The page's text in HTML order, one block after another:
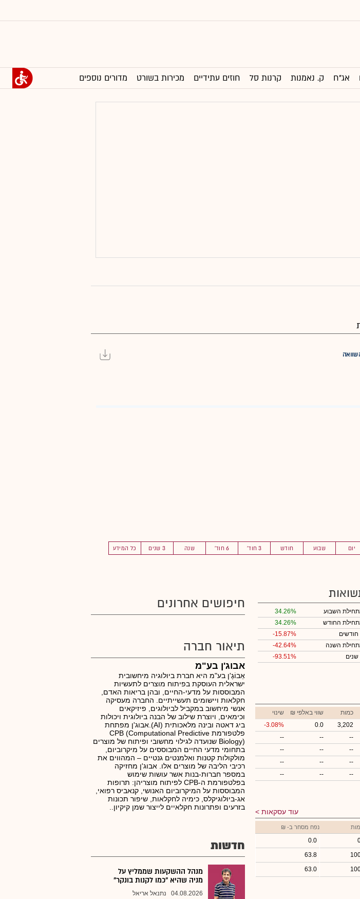
אג"ח ק. נאמנות קרנות סל חוזים עתידיים מכירות בשורט מדורים נוספים
יום שבוע חודש 3 חוד' 6 חוד' שנה 3 שנים כל המידע
השבוע
34.26%
החודש
34.26%
-15.87%
השנה
-42.64%
-93.51%
כמות ₪ שווי באלפי
שינוי
3,202
0.0
-3.08%
--
--
--
--
--
--
--
--
--
--
--
--
עוד עסקאות
נפח מסחר ב- ₪
0.0
63.8
63.0
חיפושים אחרונים
תיאור חברה
אבוג'ן בע"מ
אֵבוֹגֶ'ן בע"מ היא חברת ביולוגיה מיחשובית
ישראלית העוסקת בפיתוח מוצרים לתעשיות
המבוססות על מדעי-החיים, ובהן בריאות האדם,
חקלאות ויישומים תעשייתיים. החברה מעסיקה
אנשי מיחשוב במקביל לביולוגים, פיזיקאים
וכימאים, ויוצרת שילוב של הבנה ביולוגית ויכולות
ביג דאטה ובינה מלאכותית (AI).אבוג'ן מפתחת
פלטפורמת CPB (Computational Predictive
Biology) שנועדה לגילוי מחשובי ופיתוח של מוצרים
בתחומי מדעי החיים המבוססים על מיקרוביום,
מולקולות קטנות ואלמנטים גנטיים – המהווים את
רכיבי הליבה של מוצרים אלו. אבוג'ן מחזיקה
במספר חברות-בנות אשר עושות שימוש
בפלטפורמת ה-CPB לפיתוח מוצריהן: תרופות
המבוססות על המיקרוביום האנושי, קנאביס רפואי,
אג-ביולוגיקלס, כימיה לחקלאות, שיפור תכונות
בזרעים ופתרונות חקלאיים לייצור שמן קיקיון..
חדשות
מנהל ההשקעות שממליץ על
מניה שהיא "כמו לקנות בונקר"
04.08.2026 נתנאל אריאל